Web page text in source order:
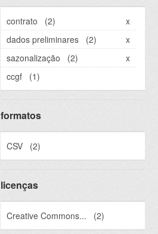
contrato (2)
x
dados preliminares
(2)
x
sazonalização
(2)
x
ccgf
(1)
formatos
CSV (2)
licenças
Creative Commons... (2)